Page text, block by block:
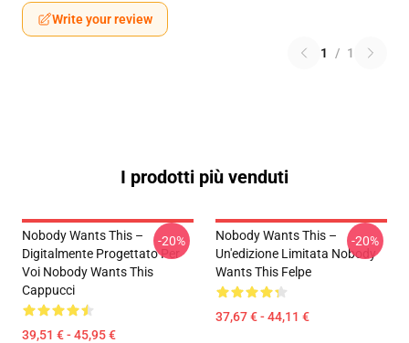
Write your review
1 / 1
I prodotti più venduti
Nobody Wants This –
Digitalmente Progettato Per
Voi Nobody Wants This
Cappucci
39,51 € - 45,95 €
-20%
Nobody Wants This –
Un'edizione Limitata Nobody
Wants This Felpe
37,67 € - 44,11 €
-20%